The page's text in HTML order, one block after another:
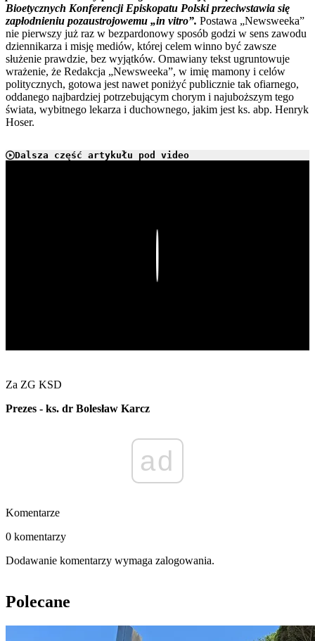
Bioetycznych Konferencji Episkopatu Polski przeciwstawia się
zapłodnieniu pozaustrojowemu „in vitro”. Postawa „Newsweeka”
nie pierwszy już raz w bezpardonowy sposób godzi w sens zawodu
dziennikarza i misję mediów, której celem winno być zawsze
służenie prawdzie, bez wyjątków. Omawiany tekst ugruntowuje
wrażenie, że Redakcja „Newsweeka”, w imię mamony i celów
politycznych, gotowa jest nawet poniżyć publicznie tak ofiarnego,
oddanego najbardziej potrzebującym chorym i najuboższym tego
świata, wybitnego lekarza i duchownego, jakim jest ks. abp. Henryk
Hoser.
Dalsza część artykułu pod video
Za ZG KSD
Prezes - ks. dr Bolesław Karcz
ad
Komentarze
0 komentarzy
Dodawanie komentarzy wymaga zalogowania.
Polecane